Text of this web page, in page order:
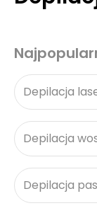
Depilacja
Depilacja
Depilacja